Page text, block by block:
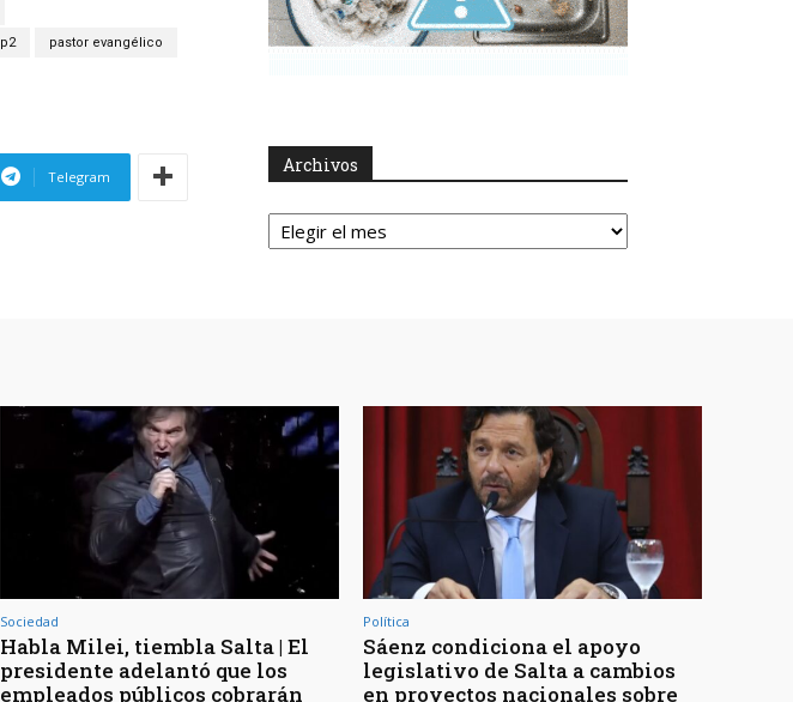
p2 pastor evangélico
Telegram
Archivos
Archivos
Sociedad
Habla Milei, tiembla Salta | El
presidente adelantó que los
empleados públicos cobrarán
Política
Sáenz condiciona el apoyo
legislativo de Salta a cambios
en proyectos nacionales sobre